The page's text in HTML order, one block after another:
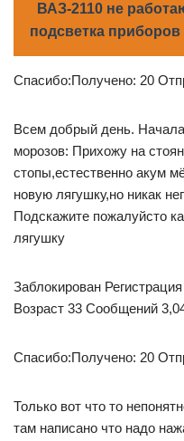
ВАЗ-2110 не
подсветка приборов
Спасибо:Получено: 20
Всем добрый день.
морозов: Прихожу на
стопы,естественно акум
новую лягушку,но никак
Подскажите пожалуйсто
лягушку
Заблокирован
Возраст 33 Сообщений
Спасибо:Получено: 20
Только вот что то
там написано что надо